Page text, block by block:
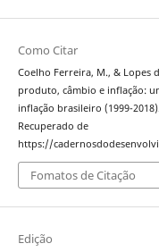
Como Citar
Coelho Ferreira, M., & Lopes
produto, câmbio e inflação:
inflação brasileiro (1999-2018).
Recuperado de
https://
Fomatos de Citação
Edição